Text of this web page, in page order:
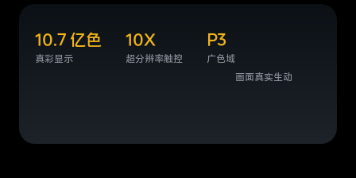
10.7 亿色
真彩显示
10X
超分辨率触控
P3
广色域
画面真实生动